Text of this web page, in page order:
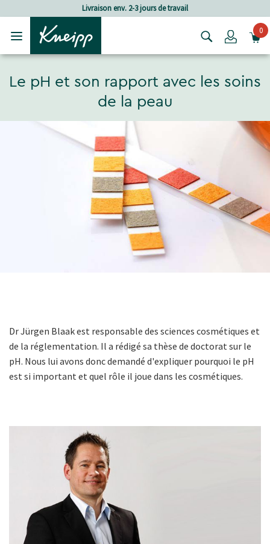
Passer au contenu principal
Passer au contenu du pied de pageFrais de port à partir de CHF 80.‒
Login0
Le pH et son rapport avec les soins
de la peau
Dr Jürgen Blaak est responsable des sciences cosmétiques et
de la réglementation. Il a rédigé sa thèse de doctorat sur le
pH. Nous lui avons donc demandé d'expliquer pourquoi le pH
est si important et quel rôle il joue dans les cosmétiques.